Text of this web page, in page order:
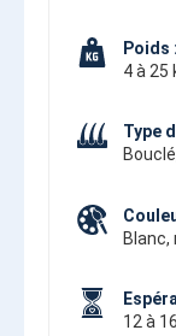
Poids :
4 à 25
Type
Blanc,
12 à